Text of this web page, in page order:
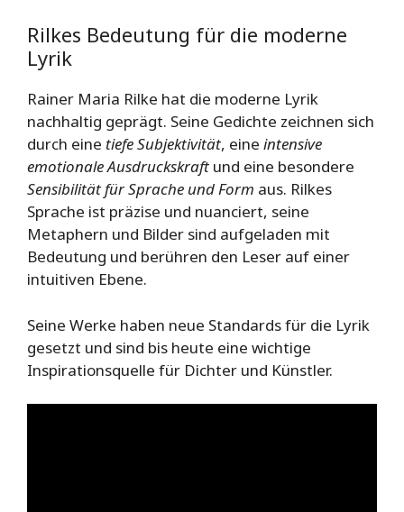
Rilkes Bedeutung für die moderne
Lyrik
Rainer Maria Rilke hat die moderne Lyrik
nachhaltig geprägt. Seine Gedichte zeichnen sich
durch eine tiefe Subjektivität, eine intensive
emotionale Ausdruckskraft und eine besondere
Sensibilität für Sprache und Form aus. Rilkes
Sprache ist präzise und nuanciert, seine
Metaphern und Bilder sind aufgeladen mit
Bedeutung und berühren den Leser auf einer
intuitiven Ebene.
Seine Werke haben neue Standards für die Lyrik
gesetzt und sind bis heute eine wichtige
Inspirationsquelle für Dichter und Künstler.